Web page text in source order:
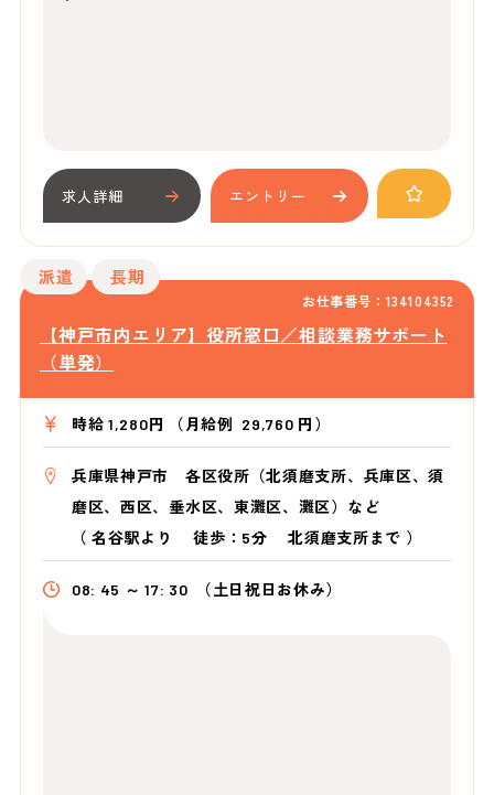
求人詳細 エントリー
お仕事番号：134104352
派遣 長期
【神戸市内エリア】役所窓口／相談業務サポート
（単発）
時給 1,280円 （月給例 29,760 円）
兵庫県神戸市 各区役所（北須磨支所、兵庫区、須
磨区、西区、垂水区、東灘区、灘区）など
（名谷駅より徒歩：5分 北須磨支所まで ）
08: 45 ～ 17: 30 （土日祝日お休み）